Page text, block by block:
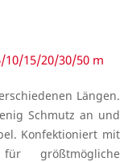
10/15/20/30/50 m
Längen.
Schmutz an und
Konfektioniert mit
größtmögliche